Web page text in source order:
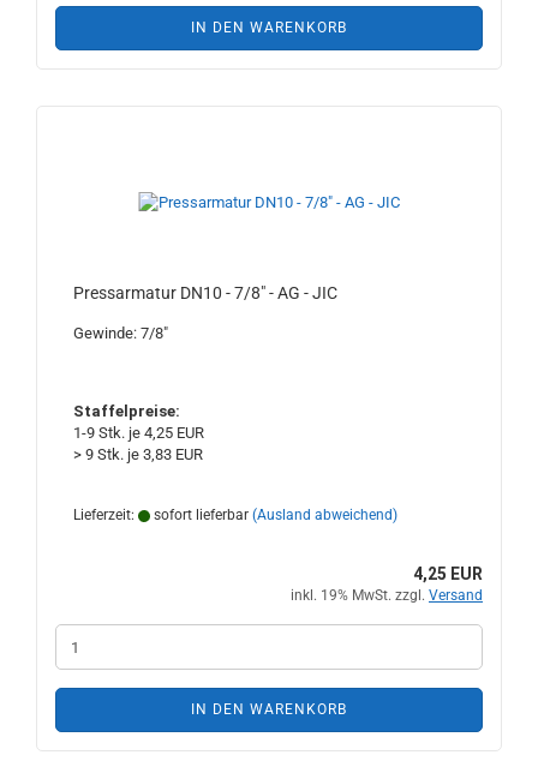
IN DEN WARENKORB
Pressarmatur DN10 - 7/8" - AG - JIC
Gewinde: 7/8"
Staffelpreise:
1-9 Stk. je 4,25 EUR
> 9 Stk. je 3,83 EUR
Lieferzeit: sofort lieferbar (Ausland abweichend)
4,25 EUR
inkl. 19% MwSt. zzgl. Versand
IN DEN WARENKORB